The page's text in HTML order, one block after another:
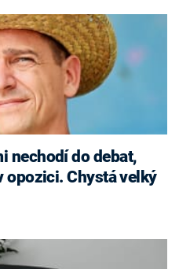
nechodí do debat,
opozici. Chystá velký